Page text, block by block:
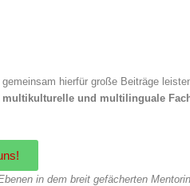
hierfür große Beiträge
multikulturelle und multilinguale
in dem breit gefächerten